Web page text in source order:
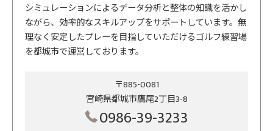
シミュレーションによるデータ分析と整体の知識を活かし
ながら、効率的なスキルアップをサポートしています。無
理なく安定したプレーを目指していただけるゴルフ練習場
を都城市で運営しております。
〒885-0081
宮崎県都城市鷹尾2丁目3-8
0986-39-3233